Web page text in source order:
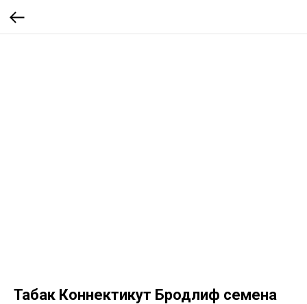
Табак Коннектикут Бродлиф семена